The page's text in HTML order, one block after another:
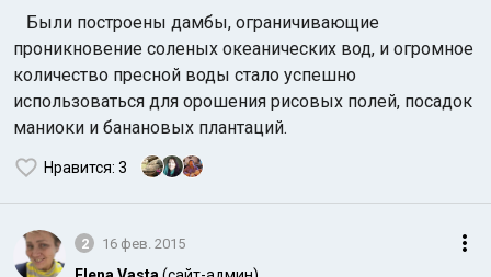
Были построены дамбы, ограничивающие
проникновение соленых океанических вод, и огромное
количество пресной воды стало успешно
использоваться для орошения рисовых полей, посадок
маниоки и банановых плантаций.
Нравится: 3
2 16 фев. 2015